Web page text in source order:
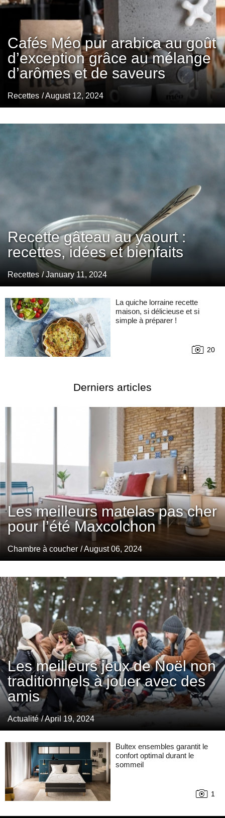
Cafés Méo pur arabica au goût
d’exception grâce au mélange
d’arômes et de saveurs
Recettes / August 12, 2024
Recette gâteau au yaourt :
recettes, idées et bienfaits
Recettes / January 11, 2024
La quiche lorraine recette
maison, si délicieuse et si
simple à préparer !
20
Derniers articles
Les meilleurs matelas pas cher
pour l’été Maxcolchon
Chambre à coucher / August 06, 2024
Les meilleurs jeux de Noël non
traditionnels à jouer avec des
amis
Actualité / April 19, 2024
Bultex ensembles garantit le
confort optimal durant le
sommeil
1